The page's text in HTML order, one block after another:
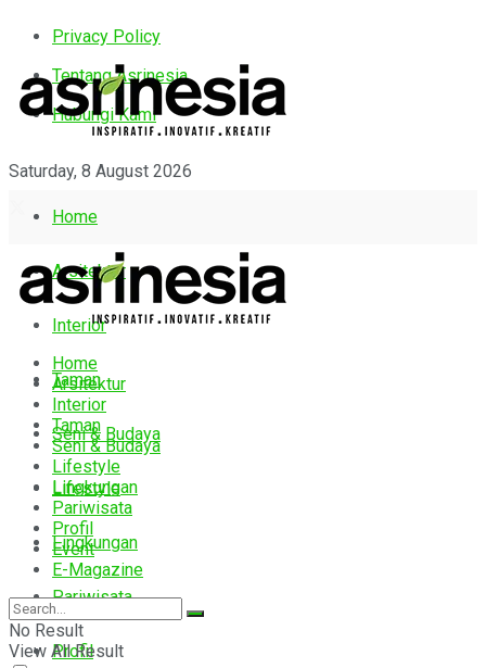
Privacy Policy
Tentang Asrinesia
Hubungi Kami
Saturday, 8 August 2026
Home
Arsitektur
Interior
Taman
Seni & Budaya
Lifestyle
Lingkungan
Pariwisata
Profil
Home
Arsitektur
Interior
Taman
Seni & Budaya
Lifestyle
Lingkungan
Pariwisata
Profil
Event
E-Magazine
No Result
View All Result